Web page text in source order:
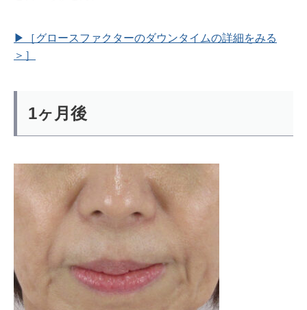
▶︎［グロースファクターのダウンタイムの詳細をみる
＞］
1ヶ月後